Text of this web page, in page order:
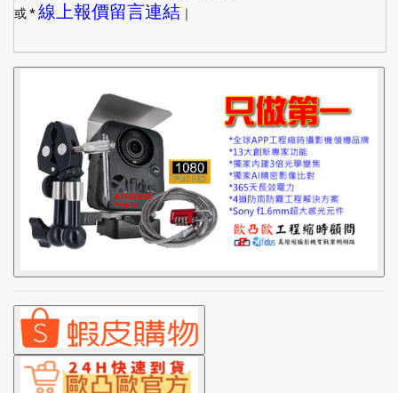
或 * 線上報價留言連結 ｜